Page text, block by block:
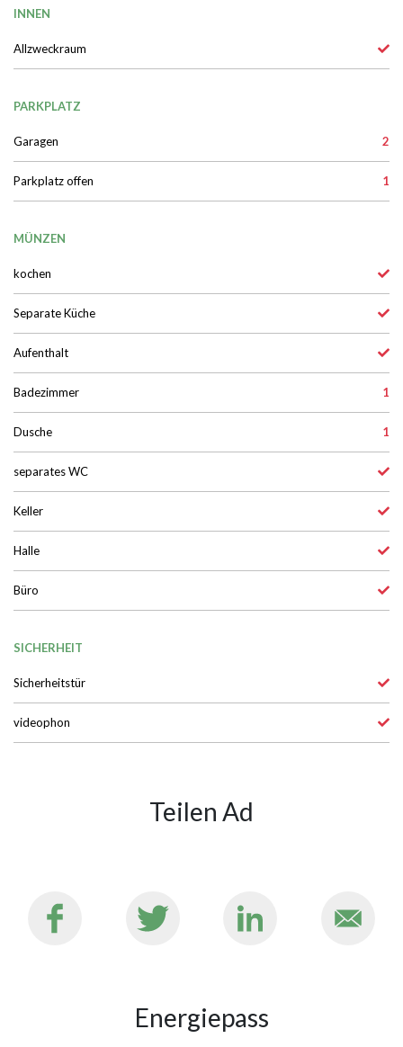
INNEN
Allzweckraum
PARKPLATZ
Garagen 2
Parkplatz offen 1
MÜNZEN
kochen
Separate Küche
Aufenthalt
Badezimmer 1
Dusche 1
separates WC
Keller
Halle
Büro
SICHERHEIT
Sicherheitstür
videophon
Teilen Ad
Energiepass